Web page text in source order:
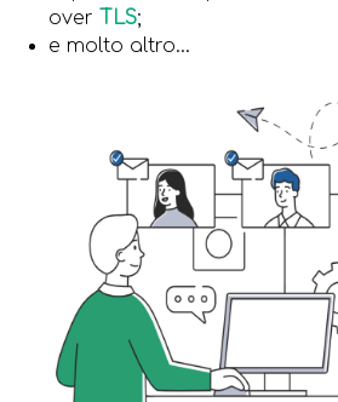
over
TLS;
e molto altro...